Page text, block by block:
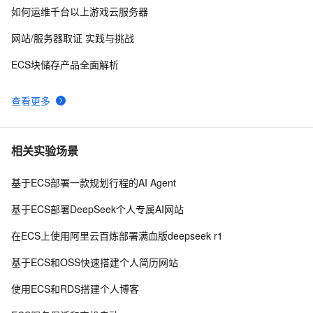
查看更多
如何运维千台以上游戏云服务器
网站/服务器取证 实践与挑战
ECS块储存产品全面解析
相关实验场景
基于ECS部署一款规划行程的AI Agent
基于ECS部署DeepSeek个人专属AI网站
在ECS上使用阿里云百炼部署满血版deepseek r1
基于ECS和OSS快速搭建个人简历网站
使用ECS和RDS搭建个人博客